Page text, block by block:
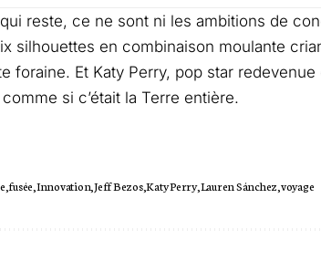
reste, ce ne sont ni les ambitions de
silhouettes en combinaison moulante
foraine. Et Katy Perry, pop star
si c’était la Terre entière.
fusée Innovation Jeff Bezos Katy Perry Lauren Sánchez voyage